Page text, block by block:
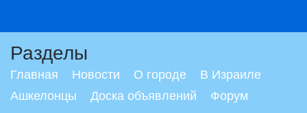
Разделы
Главная Новости О городе
В Израиле
Ашкелонцы
Доска объявлений Форум